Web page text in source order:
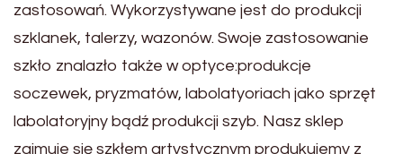
zastosowań. Wykorzystywane jest do produkcji
szklanek, talerzy, wazonów. Swoje zastosowanie
szkło znalazło także w optyce:produkcje
soczewek, pryzmatów, labolatyoriach jako sprzęt
labolatoryjny bądź produkcji szyb. Nasz sklep
zajmuje się szkłem artystycznym produkujemy z